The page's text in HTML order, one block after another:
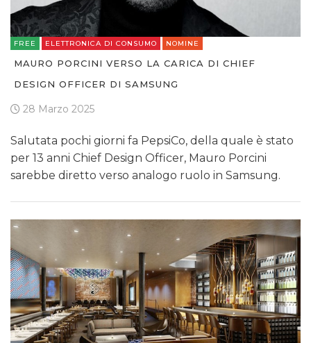
FREE ELETTRONICA DI CONSUMO NOMINE
MAURO PORCINI VERSO LA CARICA DI CHIEF
DESIGN OFFICER DI SAMSUNG
28 Marzo 2025
Salutata pochi giorni fa PepsiCo, della quale è stato
per 13 anni Chief Design Officer, Mauro Porcini
sarebbe diretto verso analogo ruolo in Samsung.